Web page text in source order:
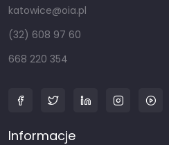
katowice@oia.pl
(32) 608 97 60
668 220 354
Informacje